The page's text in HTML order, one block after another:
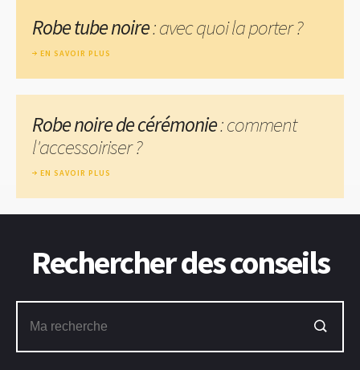
Robe tube noire: avec quoi la porter ?
EN SAVOIR PLUS
Robe noire de cérémonie: comment
l'accessoiriser ?
EN SAVOIR PLUS
Rechercher des conseils